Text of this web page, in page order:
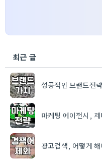
최근 글
성공적인 브랜드전
마케팅 에이전시,
광고검색, 어떻게